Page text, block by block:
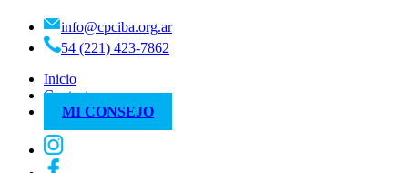
info@cpciba.org.ar
54 (221) 423-7862
Inicio
Contacto
MI CONSEJO